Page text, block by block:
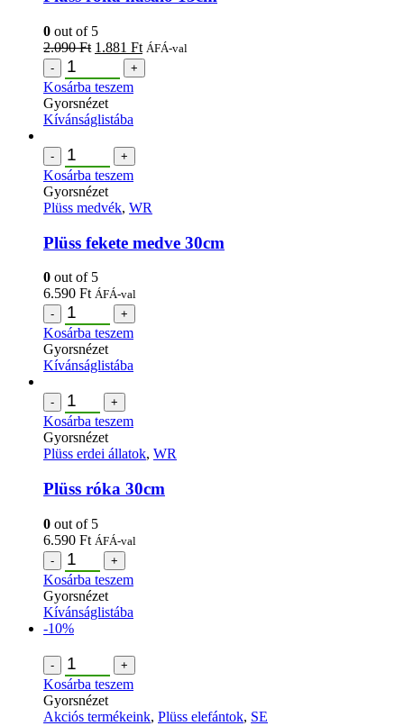
0 out of 5
2.090Ft 1.881 Ft ÁFÁ-val
-
+
Kosárba teszem
Gyorsnézet
Kívánságlistába
- +
Kosárba teszem
Gyorsnézet
Plüss medvék, WR
Plüss fekete medve 30cm
0 out of 5
6.590 Ft ÁFÁ-val
-
+
Kosárba teszem
Gyorsnézet
Kívánságlistába
- +
Kosárba teszem
Gyorsnézet
Plüss erdei állatok, WR
Plüss róka 30cm
0 out of 5
6.590 Ft ÁFÁ-val
-
+
Kosárba teszem
Gyorsnézet
Kívánságlistába
-10%
- +
Kosárba teszem
Gyorsnézet
Akciós termékeink, Plüss elefántok, SE